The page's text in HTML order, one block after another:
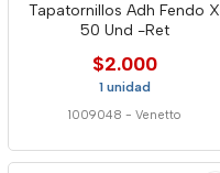
Tapatornillos Adh Fendo X
50 Und -Ret
$2.000
1 unidad
1009048 - Venetto